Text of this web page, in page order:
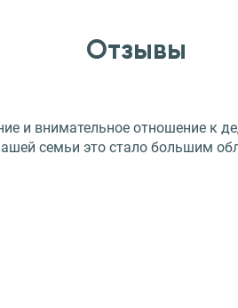
Отзывы
и внимательное отношение к
семьи это стало большим